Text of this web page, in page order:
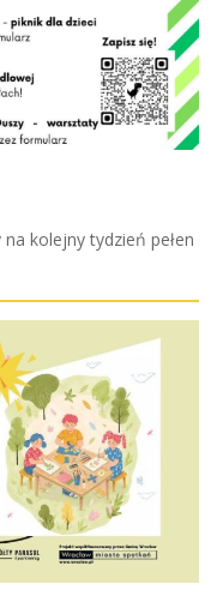
na kolejny tydzień pełen